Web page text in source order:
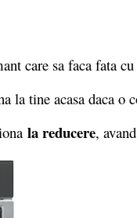
care sa faca fata
la tine acasa daca o
la reducere,